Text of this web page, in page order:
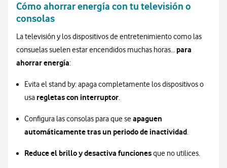
Cómo ahorrar energía con tu televisión o
consolas
La televisión y los dispositivos de entretenimiento como las
consuelas suelen estar encendidos muchas horas… para
ahorrar energía:
Evita el stand by: apaga completamente los dispositivos o
usa regletas con interruptor.
Configura las consolas para que seapaguen
automáticamente tras un periodo de inactividad.
Reduce el brillo y desactiva funcionesque no utilices.